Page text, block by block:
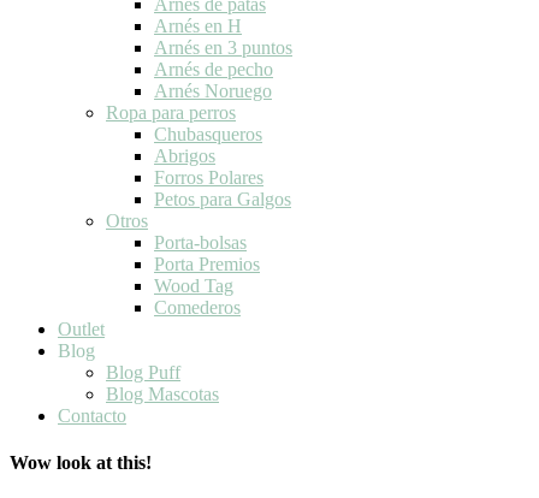
Arnés en H
Arnés en 3 puntos
Arnés de pecho
Arnés Noruego
Ropa para perros
Chubasqueros
Abrigos
Forros Polares
Petos para Galgos
Otros
Porta-bolsas
Porta Premios
Wood Tag
Comederos
Outlet
Blog
Blog Puff
Blog Mascotas
Contacto
Wow look at this!